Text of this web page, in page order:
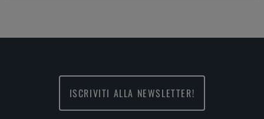
ISCRIVITI ALLA NEWSLETTER!